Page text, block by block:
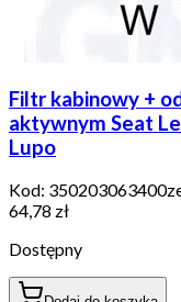
Filtr kabinowy +
aktywnym Seat
Lupo
Kod:
64,78 zł
Dostępny